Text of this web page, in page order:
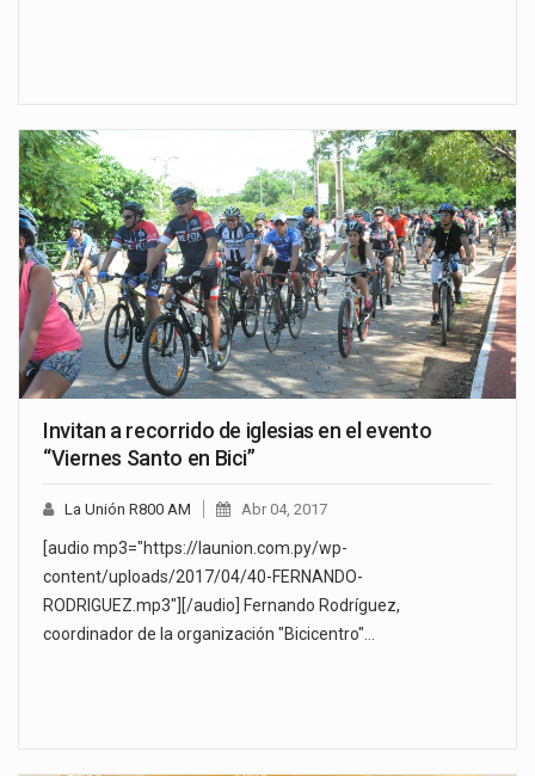
Invitan a recorrido de iglesias en el evento
“Viernes Santo en Bici”
La Unión R800 AM Abr 04, 2017
[audio mp3="https://launion.com.py/wp-
content/uploads/2017/04/40-FERNANDO-
RODRIGUEZ.mp3"][/audio] Fernando Rodríguez,
coordinador de la organización "Bicicentro"…